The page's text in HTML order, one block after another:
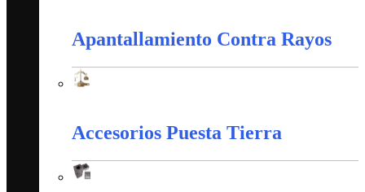
Apantallamiento Contra Rayos
Accesorios Puesta Tierra